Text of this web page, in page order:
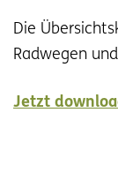
Die
Radwegen
Jetzt